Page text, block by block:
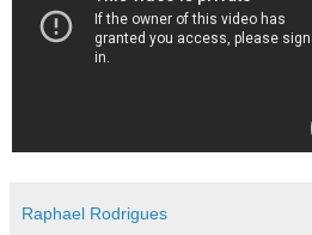
Raphael Rodrigues